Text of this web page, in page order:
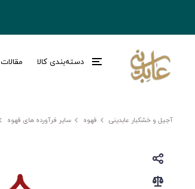
دسته‌بندی کالا مقالات
آجیل و خشکبار عابدینی قهوه سایر فرآورده های قهوه